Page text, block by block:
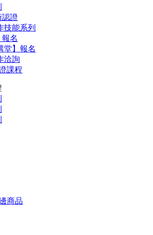
認證
技能系列
報名
堂】報名
洽詢
課程
商品